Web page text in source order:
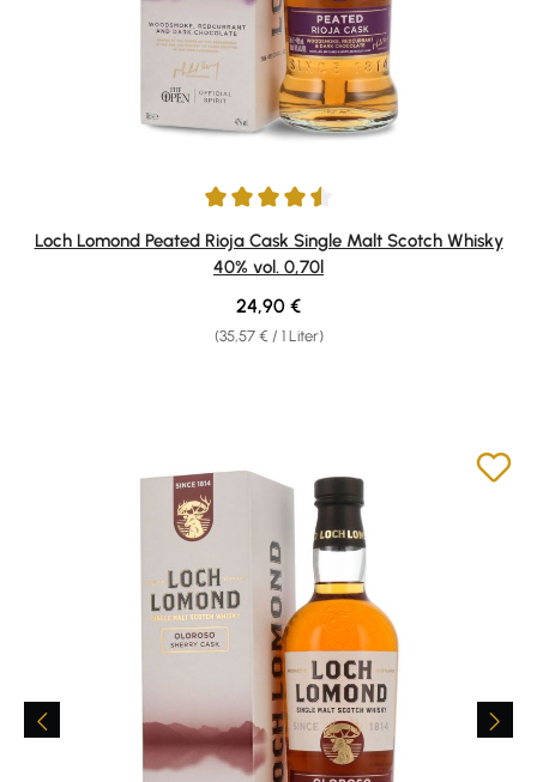
Durchschnittliche Bewertung von 4.5 von 5 Sternen
Loch Lomond Peated Rioja Cask Single Malt Scotch Whisky
40% vol. 0,70l
(35,57 € / 1 Liter)
Regulärer Preis:
24,90 €